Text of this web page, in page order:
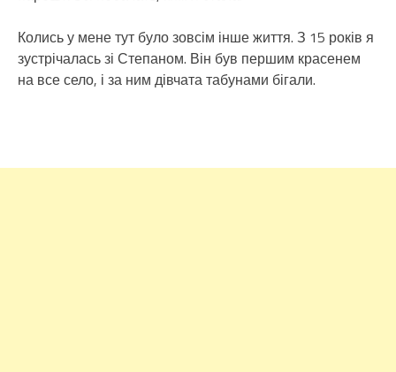
Колись у мене тут було зовсім інше життя. З 15 років я
зустрічалась зі Степаном. Він був першим красенем
на все село, і за ним дівчата табунами бігали.